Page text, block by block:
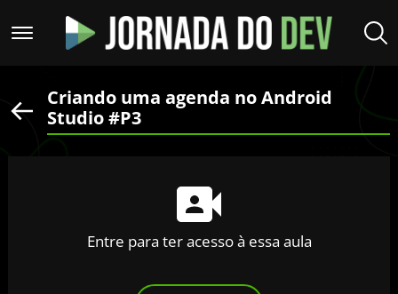
Criando uma agenda no Android
Studio #P3
Entre para ter acesso à essa aula